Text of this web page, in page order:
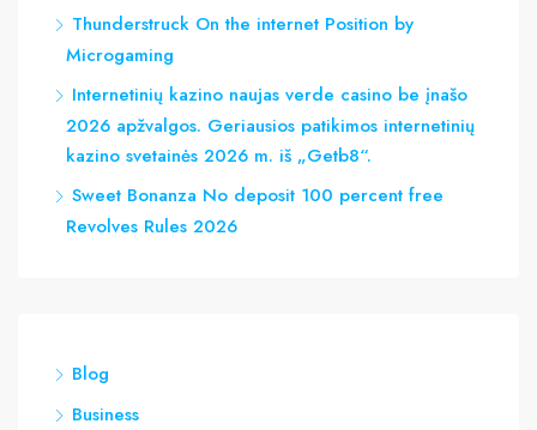
Thunderstruck On the internet Position by
Microgaming
Internetinių kazino naujas verde casino be įnašo
2026 apžvalgos. Geriausios patikimos internetinių
kazino svetainės 2026 m. iš „Getb8“.
Sweet Bonanza No deposit 100 percent free
Revolves Rules 2026
Blog
Business